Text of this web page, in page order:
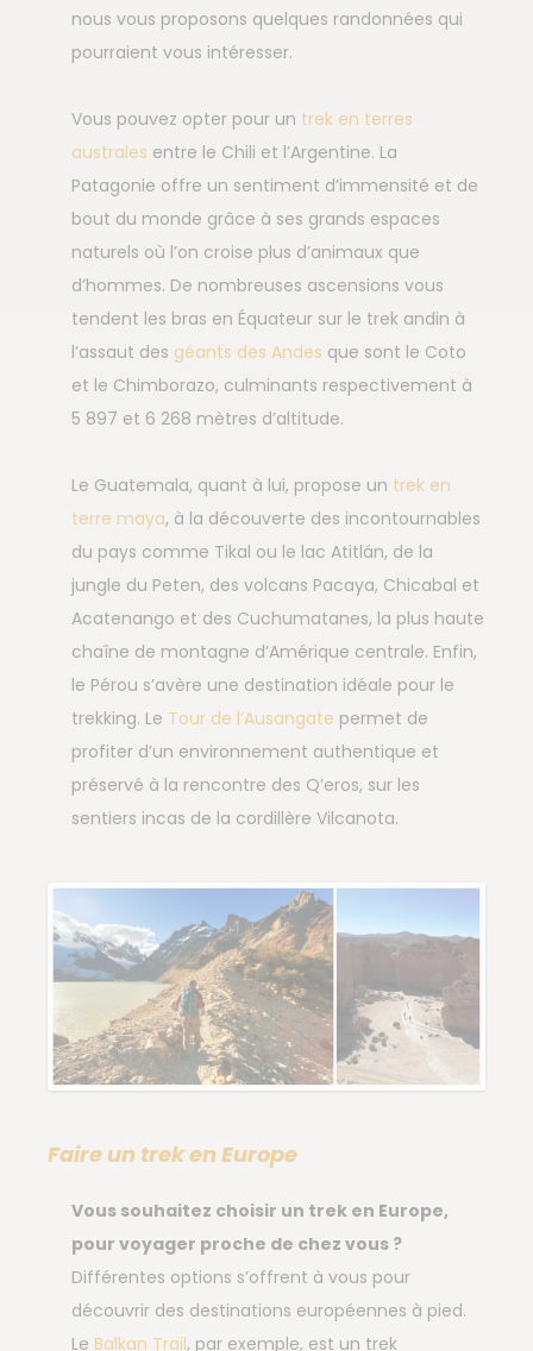
nous vous proposons quelques randonnées qui
pourraient vous intéresser.
Vous pouvez opter pour un trek en terres
australes entre le Chili et l’Argentine. La
Patagonie offre un sentiment d’immensité et de
bout du monde grâce à ses grands espaces
naturels où l’on croise plus d’animaux que
d’hommes. De nombreuses ascensions vous
tendent les bras en Équateur sur le trek andin à
l’assaut des géants des Andes que sont le Coto
et le Chimborazo, culminants respectivement à
5 897 et 6 268 mètres d’altitude.
Le Guatemala, quant à lui, propose un trek en
terre maya, à la découverte des incontournables
du pays comme Tikal ou le lac Atitlán, de la
jungle du Peten, des volcans Pacaya, Chicabal et
Acatenango et des Cuchumatanes, la plus haute
chaîne de montagne d’Amérique centrale. Enfin,
le Pérou s’avère une destination idéale pour le
trekking. Le Tour de l’Ausangate permet de
profiter d’un environnement authentique et
préservé à la rencontre des Q’eros, sur les
sentiers incas de la cordillère Vilcanota.
Faire un trek en Europe
Vous souhaitez choisir un trek en Europe,
pour voyager proche de chez vous ?
Différentes options s’offrent à vous pour
découvrir des destinations européennes à pied.
Le Balkan Trail, par exemple, est un trek